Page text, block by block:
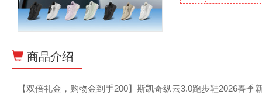
商品介绍
【双倍礼金，购物金到手200】斯凯奇纵云3.0跑步鞋2026春